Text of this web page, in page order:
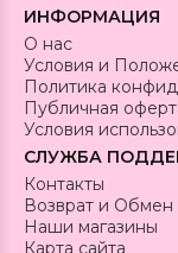
ИНФОРМАЦИЯ
О нас
Условия и
Политика
Публичная
Условия
СЛУЖБА
Контакты
Возврат и Обмен
Наши магазины
Карта сайта